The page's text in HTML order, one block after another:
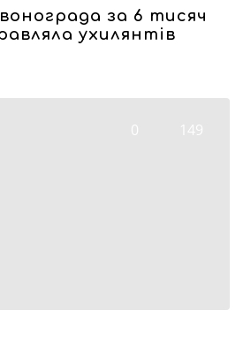
за 6 тисяч
ухилянтів
0 149